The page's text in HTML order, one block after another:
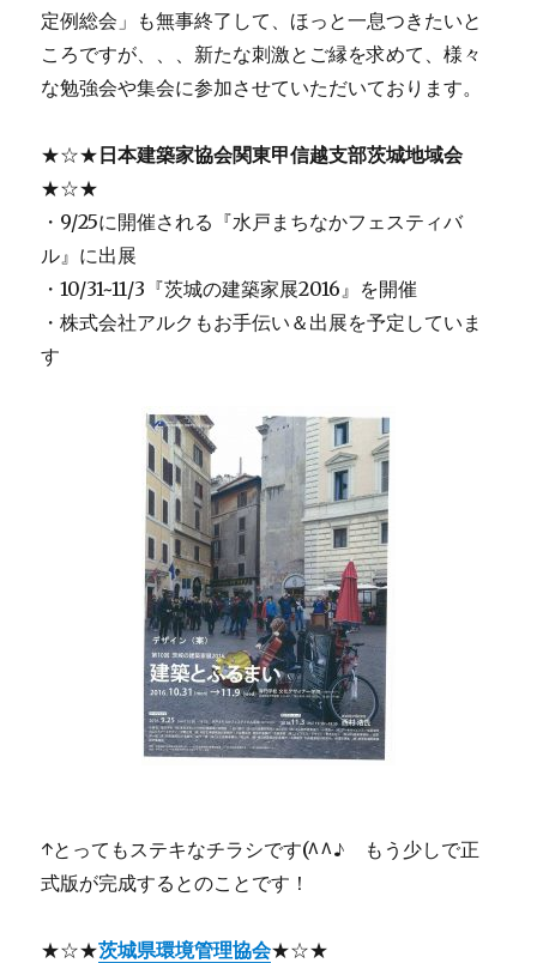
定例総会」も無事終了して、ほっと一息つきたいと
ころですが、、、新たな刺激とご縁を求めて、様々
な勉強会や集会に参加させていただいております。
★☆★日本建築家協会関東甲信越支部茨城地域会
★☆★
・9/25に開催される『水戸まちなかフェスティバ
ル』に出展
・10/31~11/3『茨城の建築家展2016』を開催
・株式会社アルクもお手伝い＆出展を予定していま
す
↑とってもステキなチラシです(^^♪ もう少しで正
式版が完成するとのことです！
★☆★茨城県環境管理協会★☆★